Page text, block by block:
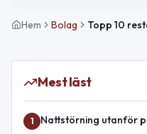
Hem Bolag
Mest läst
1 Nattstörning utanför